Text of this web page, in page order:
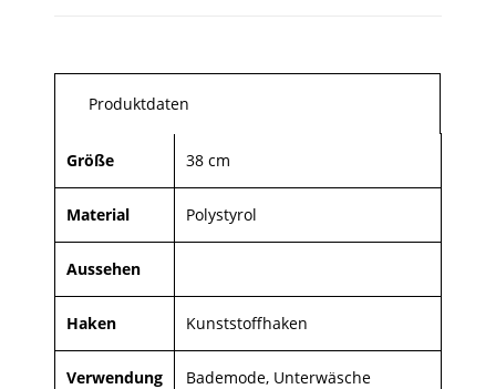
Produktdaten
Größe 38 cm
Material Polystyrol
Aussehen
Haken Kunststoffhaken
Verwendung Bademode, Unterwäsche